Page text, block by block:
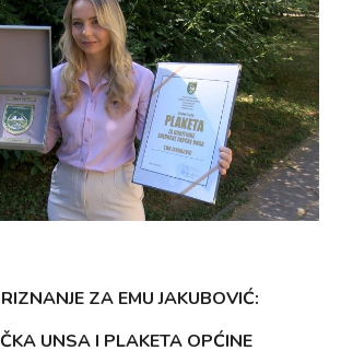
ZA EMU JAKUBOVIĆ:
UNSA I PLAKETA OPĆINE